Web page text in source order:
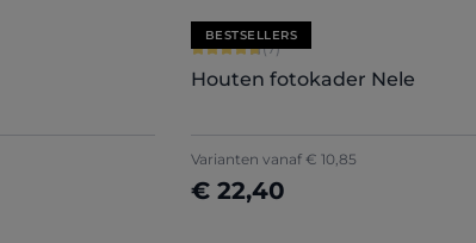
BESTSELLERS
Gemiddelde score van 4.71 op 5
(7)
Houten fotokader Nele
Varianten vanaf€ 10,85
€ 22,40
Nu configureren